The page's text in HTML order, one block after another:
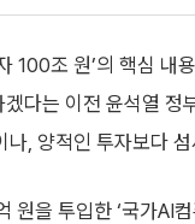
100조 원’의 핵심
다는 이전 윤석열 정
, 양적인 투자보다
을 투입한 ‘국가AI